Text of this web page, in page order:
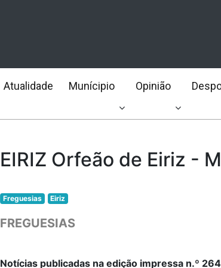
Atualidade Munícipio Opinião
EIRIZ Orfeão de Eiriz -
Freguesias Eiriz
FREGUESIAS
Notícias publicadas na edição impressa n.º